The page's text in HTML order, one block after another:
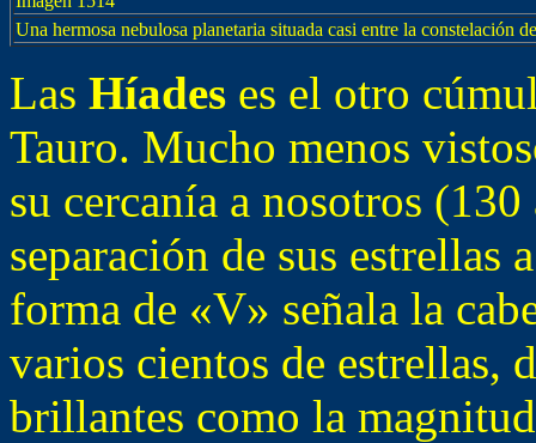
Una hermosa nebulosa planetaria situada casi entre la constelación
Las Híades es el otro
Tauro. Mucho menos
su cercanía a nosotros
separación de sus estrellas
forma de «V» señala la
varios cientos de estrellas,
brillantes como la